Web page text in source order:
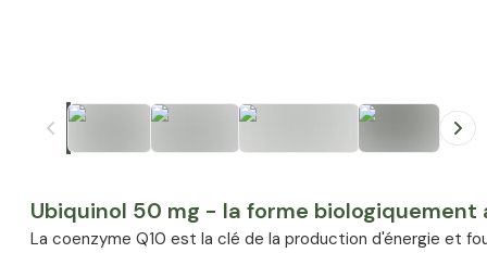
Ubiquinol 50 mg - la forme biologiquement
La coenzyme Q10 est la clé de la production d'énergie et